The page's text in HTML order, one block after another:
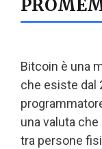
Bitcoin è una
che esiste dal
una valuta
tra persone